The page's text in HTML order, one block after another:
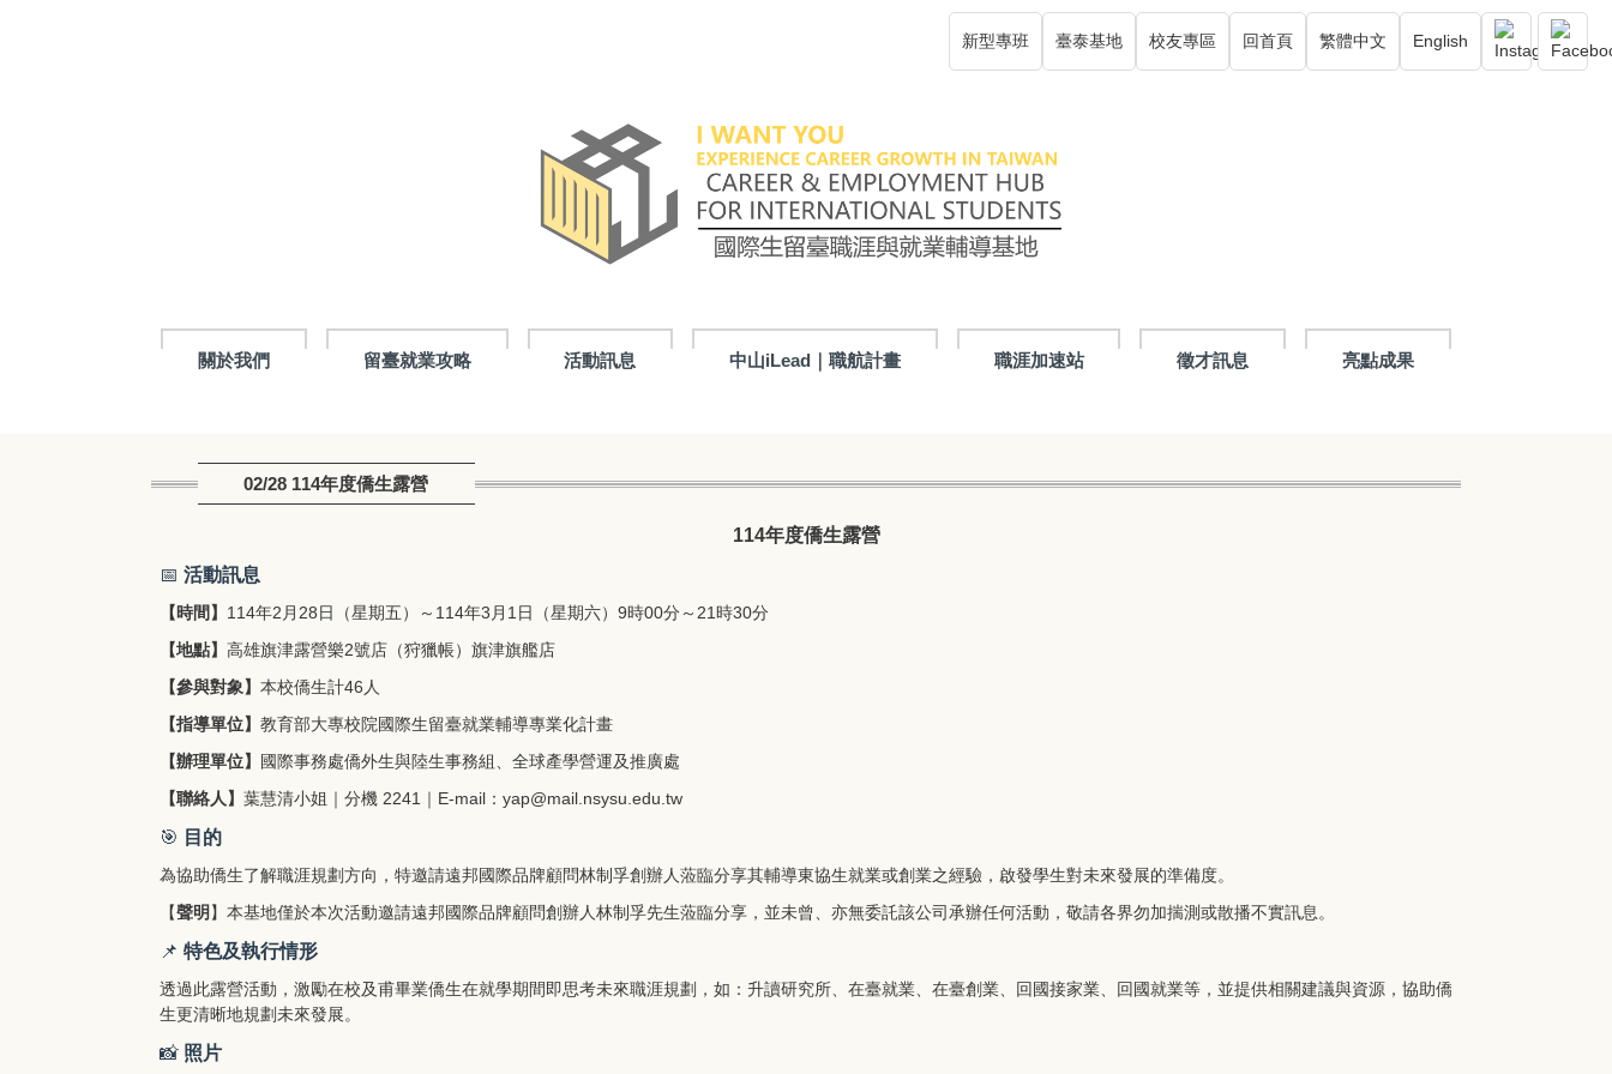
新型專班 臺泰基地 校友專區 回首頁 繁體中文 English
關於我們 留臺就業攻略 活動訊息 中山iLead｜職航計畫 職涯加速站 徵才訊息 亮點成果
02/28 114年度僑生露營
114年度僑生露營
📅 活動訊息
【時間】 114年2月28日（星期五）～114年3月1日（星期六）9時00分～21時30分
【地點】 高雄旗津露營樂2號店（狩獵帳）旗津旗艦店
【參與對象】 本校僑生計46人
【指導單位】 教育部大專校院國際生留臺就業輔導專業化計畫
【辦理單位】 國際事務處僑外生與陸生事務組、全球產學營運及推廣處
【聯絡人】 葉慧清小姐｜分機 2241｜E-mail： yap@mail.nsysu.edu.tw
🎯 目的
為協助僑生了解職涯規劃方向，特邀請遠邦國際品牌顧問林制孚創辦人蒞臨分享其輔導東協生就業或創業之經驗，啟發學生對未來發展的準備度。
【聲明】本基地僅於本次活動邀請遠邦國際品牌顧問創辦人林制孚先生蒞臨分享，並未曾、亦無委託該公司承辦任何活動，敬請各界勿加揣測或散播不實訊息。
📌 特色及執行情形
透過此露營活動，激勵在校及甫畢業僑生在就學期間即思考未來職涯規劃，如：升讀研究所、在臺就業、在臺創業、回國接家業、回國就業等，並提供相關建議與資源，協助僑
生更清晰地規劃未來發展。
📸 照片